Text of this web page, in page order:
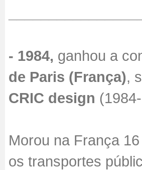
- 1984, ganhou a
de Paris (França),
CRIC design
Morou na França
os transportes